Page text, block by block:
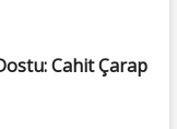
Cahit Çarap